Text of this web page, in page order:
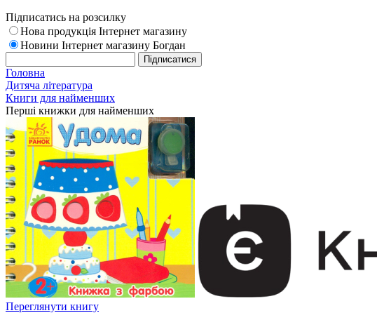
Підписатись на розсилку
Нова продукція Інтернет магазину
Новини Інтернет магазину Богдан
Головна
Дитяча література
Книги для найменших
Перші книжки для найменших
Переглянути книгу